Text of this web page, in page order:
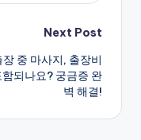
Next Post
장 중 마사지, 출장비
함되나요? 궁금증 완
벽 해결!